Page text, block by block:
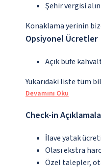
Şehir vergisi
Konaklama yerinin
Opsiyonel Ücretler
Açık büfe
Yukarıdaki liste tüm
Devamını Oku
Check-in
İlave yatak
Olası ekstra
Özel talepler,